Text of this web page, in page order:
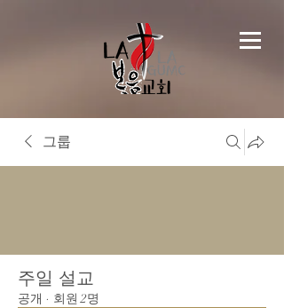
그룹
주일 설교
공개 · 회원 2명